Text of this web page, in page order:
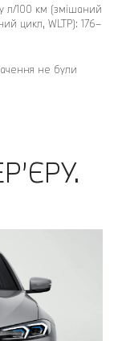
л/100 км (змішаний
цикл, WLTP): 176–
не були